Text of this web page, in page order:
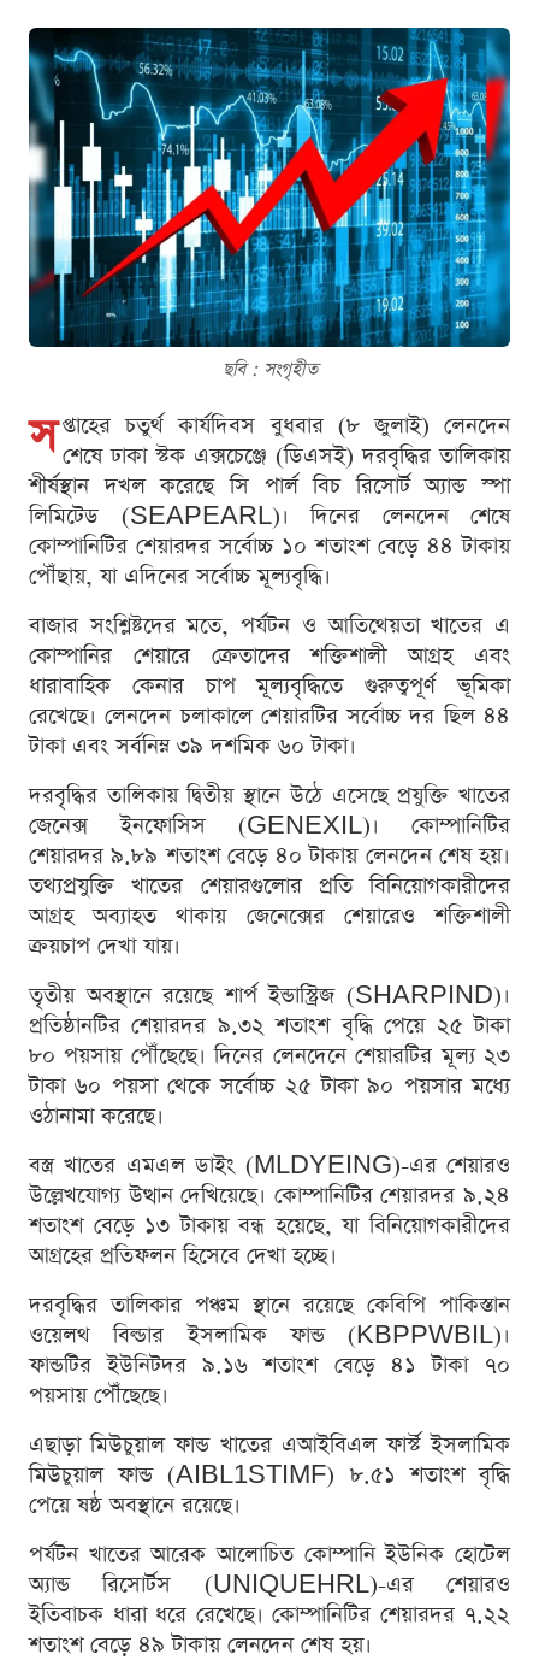
ছবি : সংগৃহীত
স প্তাহের চতুর্থ কার্যদিবস বুধবার (৮ জুলাই) লেনদেন
শেষে ঢাকা স্টক এক্সচেঞ্জে (ডিএসই) দরবৃদ্ধির তালিকায়
শীর্ষস্থান দখল করেছে সি পার্ল বিচ রিসোর্ট অ্যান্ড স্পা
লিমিটেড (SEAPEARL)। দিনের লেনদেন শেষে
কোম্পানিটির শেয়ারদর সর্বোচ্চ ১০ শতাংশ বেড়ে ৪৪ টাকায়
পৌঁছায়, যা এদিনের সর্বোচ্চ মূল্যবৃদ্ধি।
বাজার সংশ্লিষ্টদের মতে, পর্যটন ও আতিথেয়তা খাতের এ
কোম্পানির শেয়ারে ক্রেতাদের শক্তিশালী আগ্রহ এবং
ধারাবাহিক কেনার চাপ মূল্যবৃদ্ধিতে গুরুত্বপূর্ণ ভূমিকা
রেখেছে। লেনদেন চলাকালে শেয়ারটির সর্বোচ্চ দর ছিল ৪৪
টাকা এবং সর্বনিম্ন ৩৯ দশমিক ৬০ টাকা।
দরবৃদ্ধির তালিকায় দ্বিতীয় স্থানে উঠে এসেছে প্রযুক্তি খাতের
জেনেক্স ইনফোসিস (GENEXIL)। কোম্পানিটির
শেয়ারদর ৯.৮৯ শতাংশ বেড়ে ৪০ টাকায় লেনদেন শেষ হয়।
তথ্যপ্রযুক্তি খাতের শেয়ারগুলোর প্রতি বিনিয়োগকারীদের
আগ্রহ অব্যাহত থাকায় জেনেক্সের শেয়ারেও শক্তিশালী
ক্রয়চাপ দেখা যায়।
তৃতীয় অবস্থানে রয়েছে শার্প ইন্ডাস্ট্রিজ (SHARPIND)।
প্রতিষ্ঠানটির শেয়ারদর ৯.৩২ শতাংশ বৃদ্ধি পেয়ে ২৫ টাকা
৮০ পয়সায় পৌঁছেছে। দিনের লেনদেনে শেয়ারটির মূল্য ২৩
টাকা ৬০ পয়সা থেকে সর্বোচ্চ ২৫ টাকা ৯০ পয়সার মধ্যে
ওঠানামা করেছে।
বস্ত্র খাতের এমএল ডাইং (MLDYEING)-এর শেয়ারও
উল্লেখযোগ্য উত্থান দেখিয়েছে। কোম্পানিটির শেয়ারদর ৯.২৪
শতাংশ বেড়ে ১৩ টাকায় বন্ধ হয়েছে, যা বিনিয়োগকারীদের
আগ্রহের প্রতিফলন হিসেবে দেখা হচ্ছে।
দরবৃদ্ধির তালিকার পঞ্চম স্থানে রয়েছে কেবিপি পাকিস্তান
ওয়েলথ বিল্ডার ইসলামিক ফান্ড (KBPPWBIL)।
ফান্ডটির ইউনিটদর ৯.১৬ শতাংশ বেড়ে ৪১ টাকা ৭০
পয়সায় পৌঁছেছে।
এছাড়া মিউচুয়াল ফান্ড খাতের এআইবিএল ফার্স্ট ইসলামিক
মিউচুয়াল ফান্ড (AIBL1STIMF) ৮.৫১ শতাংশ বৃদ্ধি
পেয়ে ষষ্ঠ অবস্থানে রয়েছে।
পর্যটন খাতের আরেক আলোচিত কোম্পানি ইউনিক হোটেল
অ্যান্ড রিসোর্টস (UNIQUEHRL)-এর শেয়ারও
ইতিবাচক ধারা ধরে রেখেছে। কোম্পানিটির শেয়ারদর ৭.২২
শতাংশ বেড়ে ৪৯ টাকায় লেনদেন শেষ হয়।